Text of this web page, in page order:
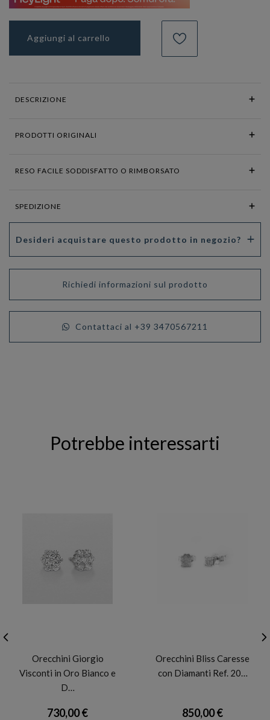
Aggiungi al carrello
DESCRIZIONE
PRODOTTI ORIGINALI
RESO FACILE SODDISFATTO O RIMBORSATO
SPEDIZIONE
Desideri acquistare questo prodotto in negozio?
Richiedi informazioni sul prodotto
Contattaci al +39 3470567211
Potrebbe interessarti
Orecchini Giorgio
Visconti in Oro Bianco e
D…
730,00 €
Orecchini Bliss Caresse
con Diamanti Ref. 20…
850,00 €